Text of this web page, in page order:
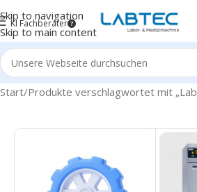
Skip to navigation
Skip to main content
KI Fachberater
Start Produkte verschlagwortet mit